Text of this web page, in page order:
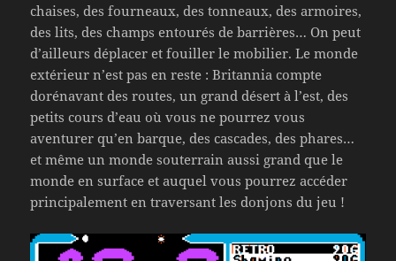
chaises, des fourneaux, des tonneaux, des armoires,
des lits, des champs entourés de barrières… On peut
d’ailleurs déplacer et fouiller le mobilier. Le monde
extérieur n’est pas en reste : Britannia compte
dorénavant des routes, un grand désert à l’est, des
petits cours d’eau où vous ne pourrez vous
aventurer qu’en barque, des cascades, des phares…
et même un monde souterrain aussi grand que le
monde en surface et auquel vous pourrez accéder
principalement en traversant les donjons du jeu !